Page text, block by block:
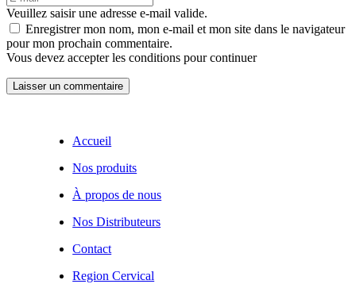
Veuillez saisir une adresse e-mail valide.
Enregistrer mon nom, mon e-mail et mon site dans le navigateur
pour mon prochain commentaire.
Vous devez accepter les conditions pour continuer
Laisser un commentaire
Accueil
Nos produits
À propos de nous
Nos Distributeurs
Contact
Region Cervical